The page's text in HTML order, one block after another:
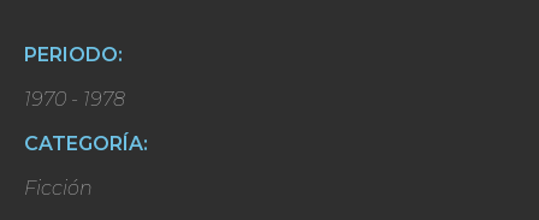
PERIODO:
1970 - 1978
CATEGORÍA:
Ficción